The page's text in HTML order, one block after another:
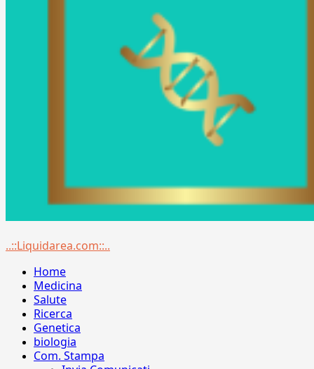
Menu
..::Liquidarea.com::..
Home
Medicina
Salute
Ricerca
Genetica
biologia
Com. Stampa